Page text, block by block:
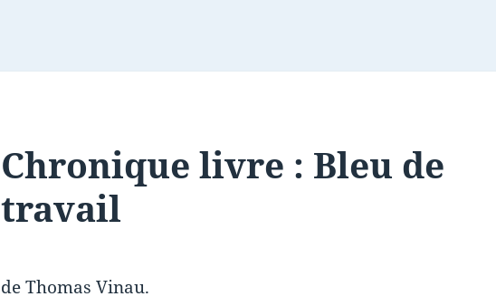
Chronique livre : Bleu de
travail
de Thomas Vinau.